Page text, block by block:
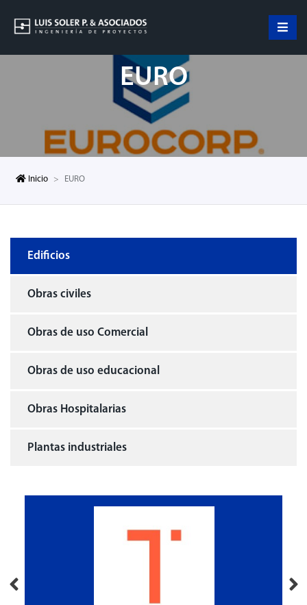
EURO
Inicio EURO
Edificios
Obras civiles
Obras de uso Comercial
Obras de uso educacional
Obras Hospitalarias
Plantas industriales